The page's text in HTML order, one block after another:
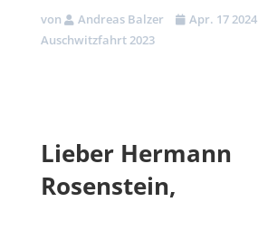
von Andreas Balzer
Apr. 17 2024
Auschwitzfahrt 2023
Lieber Hermann
Rosenstein,